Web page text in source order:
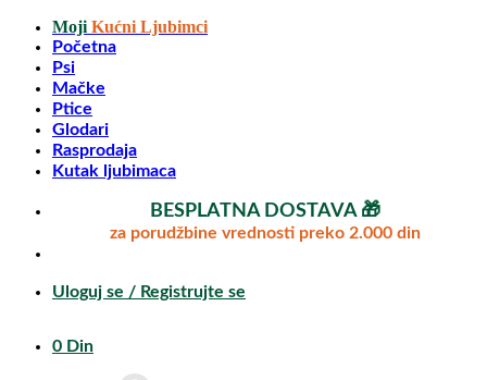
Preskoči
sadržaj
Moji Kućni Ljubimci
Početna
Psi
Mačke
Ptice
Glodari
Rasprodaja
Kutak ljubimaca
BESPLATNA DOSTAVA 🎁
za porudžbine vrednosti preko 2.000 din
Uloguj se / Registrujte se
0 Din